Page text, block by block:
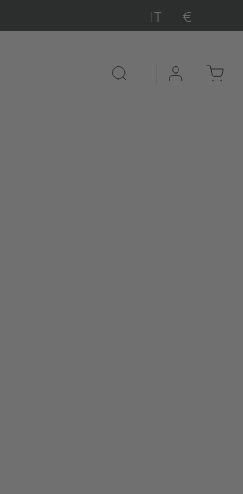
IT €